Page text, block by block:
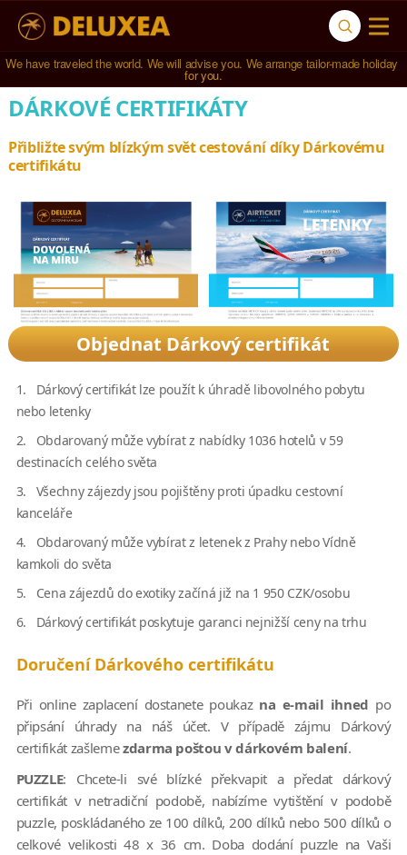
We have traveled the world. We will advise you. We arrange tailor-made holiday
for you.
DÁRKOVÉ CERTIFIKÁTY
Přibližte svým blízkým svět cestování díky Dárkovému
certifikátu
Objednat Dárkový certifikát
1. Dárkový certifikát lze použít k úhradě libovolného pobytu
nebo letenky
2. Obdarovaný může vybírat z nabídky 1036 hotelů v 59
destinacích celého světa
3. Všechny zájezdy jsou pojištěny proti úpadku cestovní
kanceláře
4. Obdarovaný může vybírat z letenek z Prahy nebo Vídně
kamkoli do světa
5. Cena zájezdů do exotiky začíná již na 1 950 CZK/osobu
6. Dárkový certifikát poskytuje garanci nejnižší ceny na trhu
Doručení Dárkového certifikátu
Při online zaplacení dostanete poukaz na e-mail ihned po
připsání úhrady na náš účet. V případě zájmu Dárkový
certifikát zašlemezdarma poštou v dárkovém balení.
PUZZLE: Chcete-li své blízké překvapit a předat dárkový
certifikát v netradiční podobě, nabízíme vytištění v podobě
puzzle, poskládaného ze 100 dílků, 200 dílků nebo 500 dílků o
celkové velikosti 48 x 36 cm. Doba dodání puzzle na Vaši